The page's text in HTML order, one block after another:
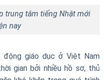
trung tâm tiếng Nhật mới
nay
giáo dục ở Việt Nam
gian bởi nhiều hồ sơ, thủ